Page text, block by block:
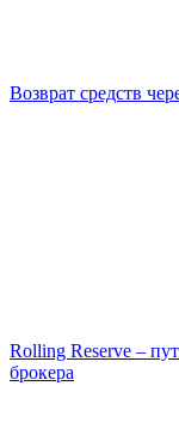
Возврат средств
Rolling Reserve –
брокера